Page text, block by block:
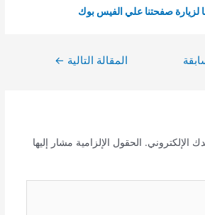
لزيارة صفحتنا علي الفيس بوك
المقالة التالية ←
الإلكتروني. الحقول الإلزامية مشار إليها